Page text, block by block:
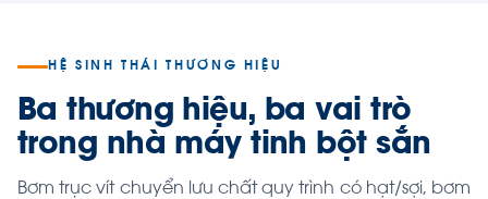
HỆ SINH THÁI THƯƠNG HIỆU
Ba thương hiệu, ba vai trò
trong nhà máy tinh bột sắn
Bơm trục vít chuyển lưu chất quy trình có hạt/sợi, bơm